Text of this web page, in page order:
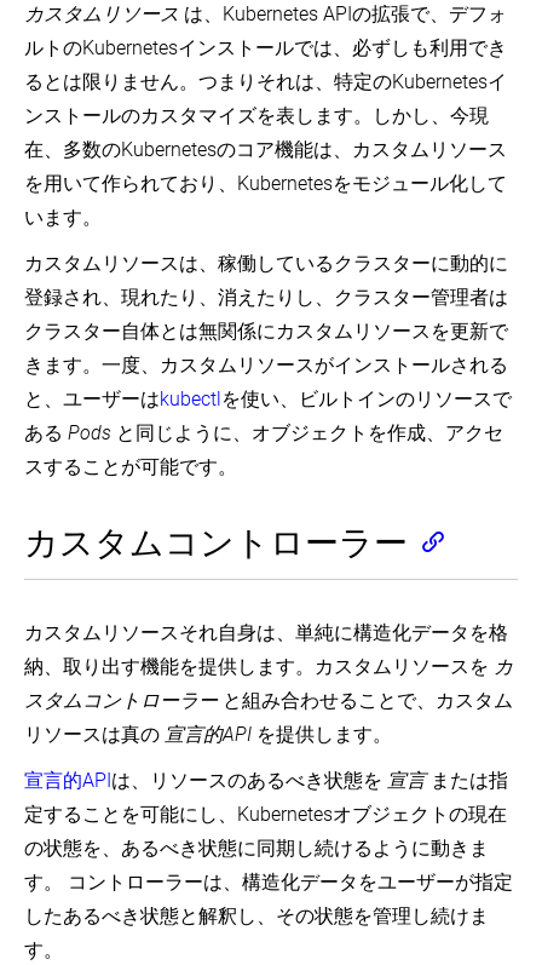
ブ
ジ
ェ
ク
ト
管
理
名
前
Namespace(名
前
空
ラ
ベ
ル
(Labels)
と
セ
タ
ー
ノ
テ
ー
シ
ン
ィ
ー
ド
セ
レ
ャ
と
そ
コ
セ
プ
ト
ン
テ
ラ
イ
サ
イ
ク
ル
ッ
ク
コ
ン
テ
ナ
(Init
Containers)
Pod
Preset
Pod
Topology
Spread
Constraints
(EN)
Disruptions
(EN)
Ephemeral
Containers
(EN)
コ
レ
シ
ョ
ン
了
し
リ
ー
ス
の
た
の
TTL
ン
ー
ラ
ー
Controller
for
Finished
Resources)
-
to
Completion
(EN)
CronJob
Service
Pod
に
対
す
DNS
サ
ー
ス
と
ア
プ
ケ
ョ
ン
の
Ingress
Controllers
(EN)
Network
Policies
entries
to
Pod
with
HostAliases
(EN)
IPv4/IPv6
Persistent
Volumes
Snapshots
(EN)
CSI
Volume
Cloning
Storage
Classes
(EN)
VolumeSnapshotClass
ボ
ュ
ー
ム
の
プ
ロ
ビ
ョ
ン
グ
(Dynamic
Volume
Node-
specific
Limits
Resource
Bin
Packing
for
Extended
Resources
(EN)
設
定
の
ス
ト
ラ
ク
テ
ィ
ス
Managing
Compute
Containers
(EN)
(EN)
Node
上
へ
の
の
ケ
ジ
ー
リ
ン
グ
Security
Overview
of
Cloud
Native
Security
Limit
Ranges
(EN)
Resource
(EN)
Pod
Security
Policies
ス
ケ
ジ
ュ
ー
リ
グ
Kubernetes
ス
ケ
ュ
ー
ラ
ー
ジ
ュ
ー
フ
ォ
ー
マ
ン
ス
チ
ュ
ン
ク
ラ
ス
タ
の
管
Overview
(EN)
Certificates
Cloud
Providers
Resources
Cluster
Networking
(EN)
Logging
Architecture
(EN)
拡
張
す
Kubernetes
ラ
ス
ー
の
拡
張
Kubernetes
の
拡
張
カスタムリソース は、Kubernetes APIの拡張で、デフォ
ルトのKubernetesインストールでは、必ずしも利用でき
るとは限りません。つまりそれは、特定のKubernetesイ
ンストールのカスタマイズを表します。しかし、今現
在、多数のKubernetesのコア機能は、カスタムリソース
を用いて作られており、Kubernetesをモジュール化して
います。
カスタムリソースは、稼働しているクラスターに動的に
登録され、現れたり、消えたりし、クラスター管理者は
クラスター自体とは無関係にカスタムリソースを更新で
きます。一度、カスタムリソースがインストールされる
と、ユーザーはkubectlを使い、ビルトインのリソースで
ある Pods と同じように、オブジェクトを作成、アクセ
スすることが可能です。
カスタムコントローラー
カスタムリソースそれ自身は、単純に構造化データを格
納、取り出す機能を提供します。カスタムリソースを カ
スタムコントローラーと組み合わせることで、カスタム
リソースは真の 宣言的API を提供します。
宣言的APIは、リソースのあるべき状態を 宣言または指
定することを可能にし、Kubernetesオブジェクトの現在
の状態を、あるべき状態に同期し続けるように動きま
す。 コントローラーは、構造化データをユーザーが指定
したあるべき状態と解釈し、その状態を管理し続けま
す。